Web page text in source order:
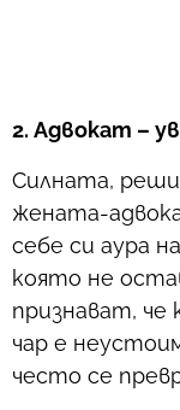
2. Адвокат –
Силната,
жената-
себе си аура
която не
признават,
чар е
често се